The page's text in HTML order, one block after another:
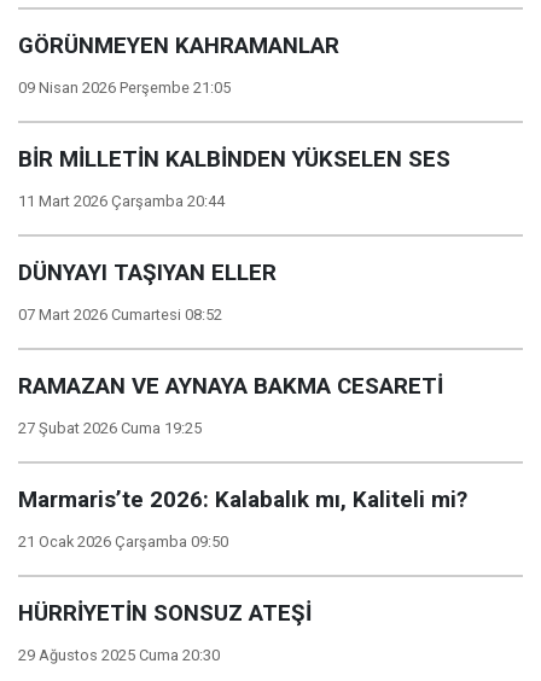
GÖRÜNMEYEN KAHRAMANLAR
09 Nisan 2026 Perşembe 21:05
BİR MİLLETİN KALBİNDEN YÜKSELEN SES
11 Mart 2026 Çarşamba 20:44
DÜNYAYI TAŞIYAN ELLER
07 Mart 2026 Cumartesi 08:52
RAMAZAN VE AYNAYA BAKMA CESARETİ
27 Şubat 2026 Cuma 19:25
Marmaris’te 2026: Kalabalık mı, Kaliteli mi?
21 Ocak 2026 Çarşamba 09:50
HÜRRİYETİN SONSUZ ATEŞİ
29 Ağustos 2025 Cuma 20:30